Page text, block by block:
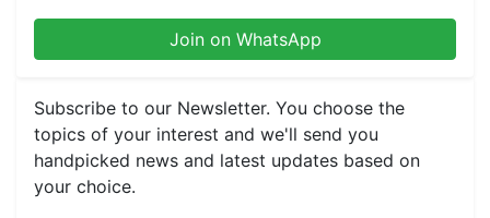
Join on WhatsApp
Subscribe to our Newsletter. You choose the
topics of your interest and we'll send you
handpicked news and latest updates based on
your choice.